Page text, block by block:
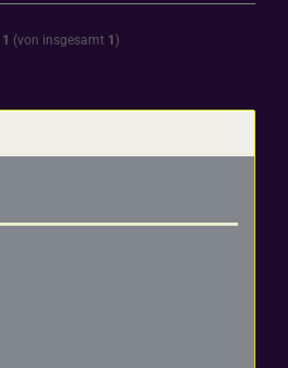
1 (von insgesamt 1 )